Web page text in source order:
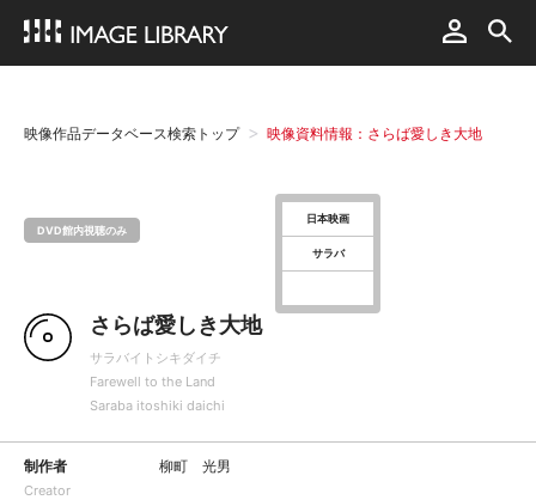
映像作品データベース検索トップ 映像資料情報：さらば愛しき大地
DVD館内視聴のみ
日本映画
サラバ
さらば愛しき大地
サラバイトシキダイチ
Farewell to the Land
Saraba itoshiki daichi
制作者
Creator
柳町 光男